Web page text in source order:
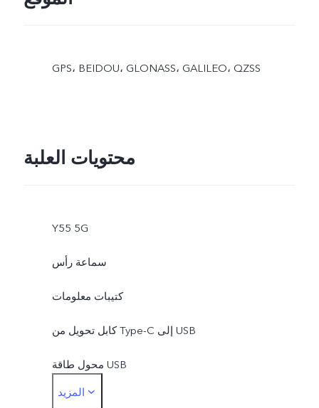
GPS، BEIDOU، GLONASS، GALILEO، QZSS
محتويات العلبة
Y55 5G
سماعة رأس
كتيبات معلومات
كابل تحويل من Type-C إلى USB
محول طاقة USB
أداة إخراج البطاقات
المزيد